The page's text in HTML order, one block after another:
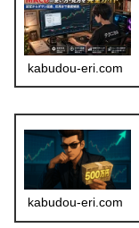
kabudou-eri.com
kabudou-eri.com